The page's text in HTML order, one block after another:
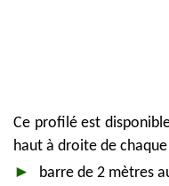
Ce profilé est
haut à droite de
barre de 2 mètres